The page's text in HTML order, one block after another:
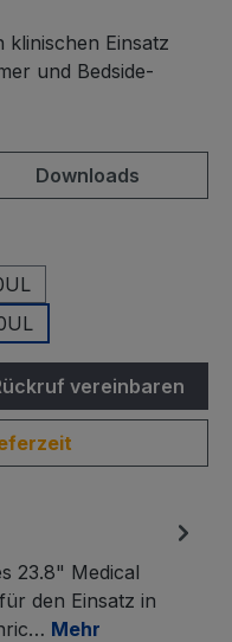
klinischen Einsatz
und Bedside-
Downloads
vereinbaren
23.8" Medical
den Einsatz in
Mehr